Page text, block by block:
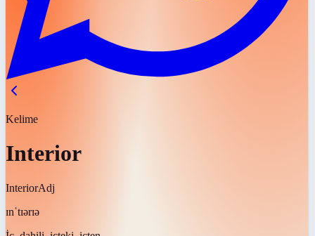
Kelime
Interior
InteriorAdj
ɪnˈtɪərɪə